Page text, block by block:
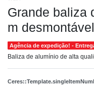
Grande baliza
m desmontável
Agência de expedição! -
Baliza de alumínio de alta